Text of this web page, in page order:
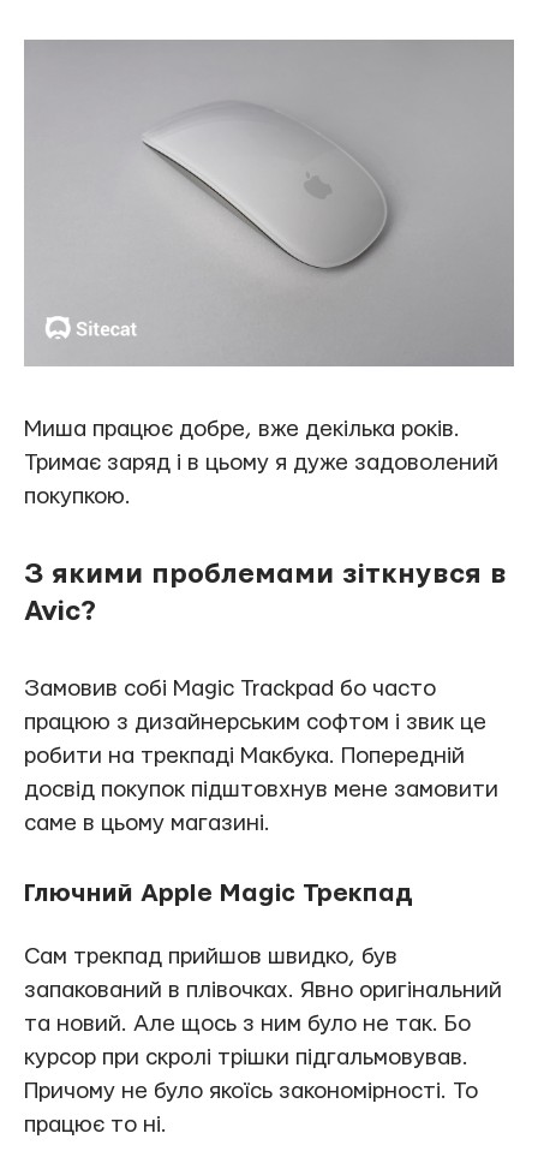
Миша працює добре, вже декілька років.
Тримає заряд і в цьому я дуже задоволений
покупкою.
З якими проблемами зіткнувся в
Avic?
Замовив собі Magic Trackpad бо часто
працюю з дизайнерським софтом і звик це
робити на трекпаді Макбука. Попередній
досвід покупок підштовхнув мене замовити
саме в цьому магазині.
Глючний Apple Magic Трекпад
Сам трекпад прийшов швидко, був
запакований в плівочках. Явно оригінальний
та новий. Але щось з ним було не так. Бо
курсор при скролі трішки підгальмовував.
Причому не було якоїсь закономірності. То
працює то ні.